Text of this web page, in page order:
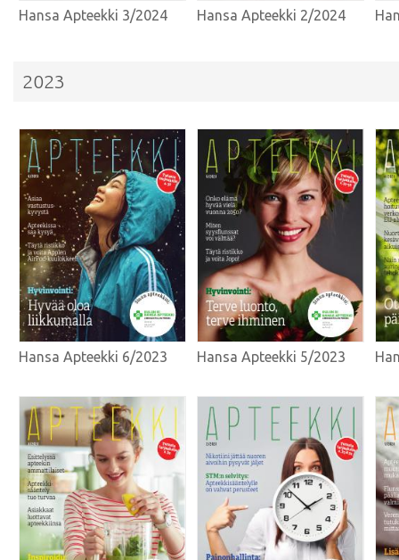
Hansa Apteekki 3/2024 Hansa Apteekki 2/2024
2023
Hansa Apteekki 6/2023 Hansa Apteekki 5/2023